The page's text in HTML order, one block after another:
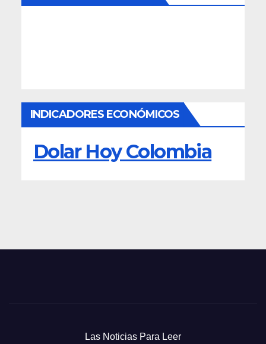
INDICADORES ECONÓMICOS
Dolar Hoy Colombia
Las Noticias Para Leer